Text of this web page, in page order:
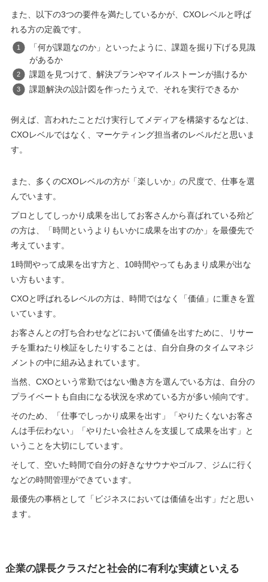
また、以下の3つの要件を満たしているかが、CXOレベルと呼ば
れる方の定義です。
「何が課題なのか」といったように、課題を掘り下げる見識
があるか
課題を見つけて、解決プランやマイルストーンが描けるか
課題解決の設計図を作ったうえで、それを実行できるか
例えば、言われたことだけ実行してメディアを構築するなどは、
CXOレベルではなく、マーケティング担当者のレベルだと思いま
す。
また、多くのCXOレベルの方が「楽しいか」の尺度で、仕事を選
んでいます。
プロとしてしっかり成果を出してお客さんから喜ばれている殆ど
の方は、「時間というよりもいかに成果を出すのか」を最優先で
考えています。
1時間やって成果を出す方と、10時間やってもあまり成果が出な
い方もいます。
CXOと呼ばれるレベルの方は、時間ではなく「価値」に重きを置
いています。
お客さんとの打ち合わせなどにおいて価値を出すために、リサー
チを重ねたり検証をしたりすることは、自分自身のタイムマネジ
メントの中に組み込まれています。
当然、CXOという常勤ではない働き方を選んでいる方は、自分の
プライベートも自由になる状況を求めている方が多い傾向です。
そのため、「仕事でしっかり成果を出す」「やりたくないお客さ
んは手伝わない」「やりたい会社さんを支援して成果を出す」と
いうことを大切にしています。
そして、空いた時間で自分の好きなサウナやゴルフ、ジムに行く
などの時間管理ができています。
最優先の事柄として「ビジネスにおいては価値を出す」だと思い
ます。
企業の課長クラスだと社会的に有利な実績といえる